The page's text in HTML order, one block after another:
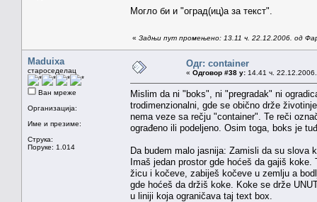
Могло би и "оград(иц)а за текст".
« Задњи пут промењено: 13.11 ч. 22.12.2006. од
Maduixa
староседелац
Ван мреже
Организација:
Име и презиме:
Струка:
Поруке: 1.014
Одг: container
« Одговор #38 у: 14.41 ч.
Mislim da ni "boks", ni "pregradak" ni
trodimenzionalni, gde se obično drže
nema veze sa rečju "container". Te reči
ograđeno ili podeljeno. Osim toga, boks je
Da budem malo jasnija: Zamisli da su slova
Imaš jedan prostor gde hoćeš da gajiš
žicu i kočeve, zabiješ kočeve u zemlju a
gde hoćeš da držiš koke. Koke se drže
u liniji koja ograničava taj text box.